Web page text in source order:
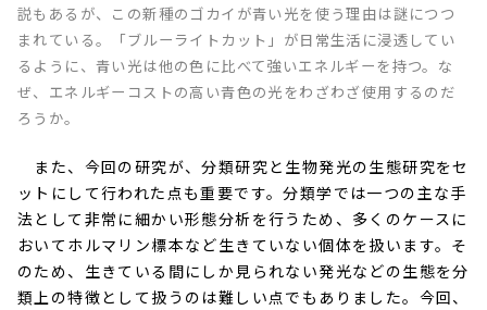
説もあるが、この新種のゴカイが青い光を使う理由は謎につつ
まれている。「ブルーライトカット」が日常生活に浸透してい
るように、青い光は他の色に比べて強いエネルギーを持つ。な
ぜ、エネルギーコストの高い青色の光をわざわざ使用するのだ
ろうか。
また、今回の研究が、分類研究と生物発光の生態研究をセ
ットにして行われた点も重要です。分類学では一つの主な手
法として非常に細かい形態分析を行うため、多くのケースに
おいてホルマリン標本など生きていない個体を扱います。そ
のため、生きている間にしか見られない発光などの生態を分
類上の特徴として扱うのは難しい点でもありました。今回、